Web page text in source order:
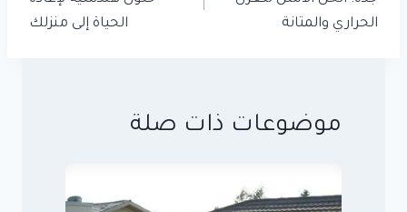
الحراري والمتانة
الحياة إلى منزلك
موضوعات ذات صلة